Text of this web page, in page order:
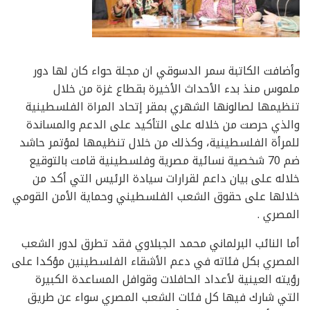
وأضافت الكاتبة سمر الدسوقي ان مجلة حواء كان لها دور
ملموس منذ بدء الأحداث الأخيرة بقطاع غزة من خلال
تنظيمها لصالونها الشهري بمقر إتحاد المراة الفلسطينية
والذي حرصت من خلاله على التأكيد على الدعم والمساندة
للمرأة الفلسطينية، وكذلك من خلال تنظيمها لمؤتمر حاشد
ضم 70 شخصية نسائية مصرية وفلسطينية قامت بالتوقيع
خلاله على بيان داعم لقرارات سيادة الرئيس التي أكد من
خلالها على حقوق الشعب الفلسطيني وحماية الأمن القومي
المصري .
أما النائب البرلماني محمد الجبلاوي فقد تطرق لدور الشعب
المصري بكل فئاته في دعم الأشقاء الفلسطينين مؤكدا على
رؤيته العينية لأعداد الحافلات وقوافل المساعدة الكبيرة
التي شارك فيها كل فئات الشعب المصري سواء عن طريق